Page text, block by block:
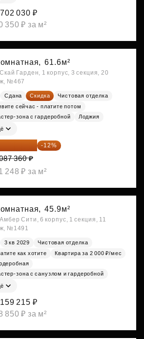
030 ₽
350 ₽ за м²
61.6м²
Гарден, 1 корпус, 3 секция, 20
№467
Сдана Скидка
Чистовая отделка
сейчас - платите потом
зона с гардеробной
Лоджия
876 877 ₽ -12%
360 ₽
248 ₽ за м²
45.9м²
Сити, 6 корпус, 1 секция, 11
№1491
3 кв 2029
Чистовая отделка
как хотите
Квартира за 2 000 ₽/мес
зона с санузлом и гардеробной
215 ₽
850 ₽ за м²